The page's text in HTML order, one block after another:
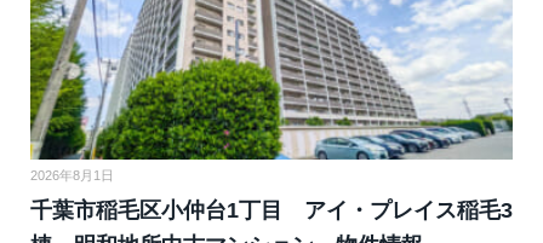
2026年8月1日
千葉市稲毛区小仲台1丁目 アイ・プレイス稲毛3